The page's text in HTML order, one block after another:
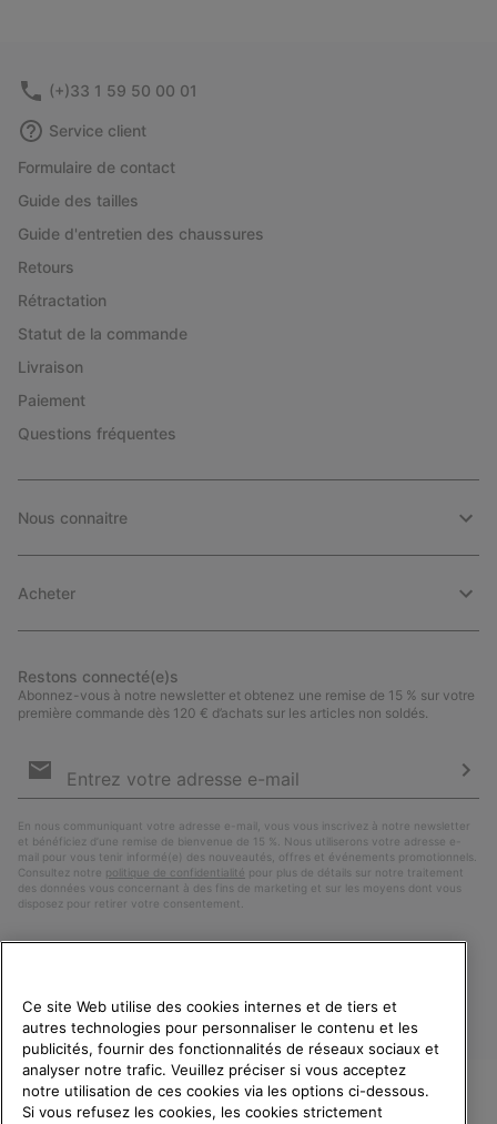
(+)33 1 59 50 00 01
Service client
Formulaire de contact
Guide des tailles
Guide d'entretien des chaussures
Retours
Rétractation
Statut de la commande
Livraison
Paiement
Questions fréquentes
Nous connaitre
Acheter
Restons connecté(e)s
Abonnez-vous à notre newsletter et obtenez une remise de 15 % sur votre
première commande dès 120 € d’achats sur les articles non soldés.
par
En nous communiquant votre adresse e-mail, vous vous inscrivez à notre newsletter
et bénéficiez d’une remise de bienvenue de 15 %. Nous utiliserons votre adresse e-
mail pour vous tenir informé(e) des nouveautés, offres et événements promotionnels.
Consultez notre politique de confidentialité pour plus de détails sur notre traitement
des données vous concernant à des fins de marketing et sur les moyens dont vous
disposez pour retirer votre consentement.
France
Ce site Web utilise des cookies internes et de tiers et
autres technologies pour personnaliser le contenu et les
publicités, fournir des fonctionnalités de réseaux sociaux et
analyser notre trafic. Veuillez préciser si vous acceptez
notre utilisation de ces cookies via les options ci-dessous.
Si vous refusez les cookies, les cookies strictement